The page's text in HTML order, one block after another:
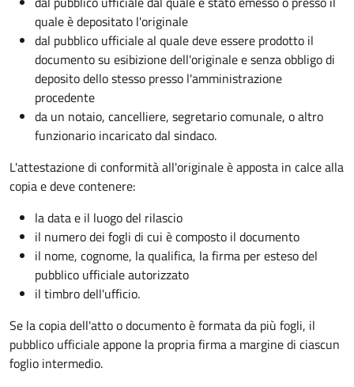
quale è depositato l'originale
dal pubblico ufficiale al quale deve essere prodotto il
documento su esibizione dell'originale e senza obbligo di
deposito dello stesso presso l'amministrazione
procedente
da un notaio, cancelliere, segretario comunale, o altro
funzionario incaricato dal sindaco.
L'attestazione di conformità all'originale è apposta in calce alla
copia e deve contenere:
la data e il luogo del rilascio
il numero dei fogli di cui è composto il documento
il nome, cognome, la qualifica, la firma per esteso del
pubblico ufficiale autorizzato
il timbro dell'ufficio.
Se la copia dell'atto o documento è formata da più fogli, il
pubblico ufficiale appone la propria firma a margine di ciascun
foglio intermedio.